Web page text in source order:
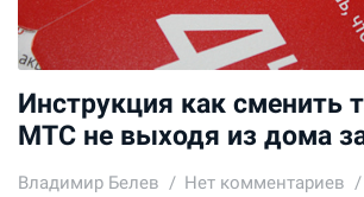
Инструкция как сменить
МТС не выходя из дома
Владимир Белев Нет комментариев